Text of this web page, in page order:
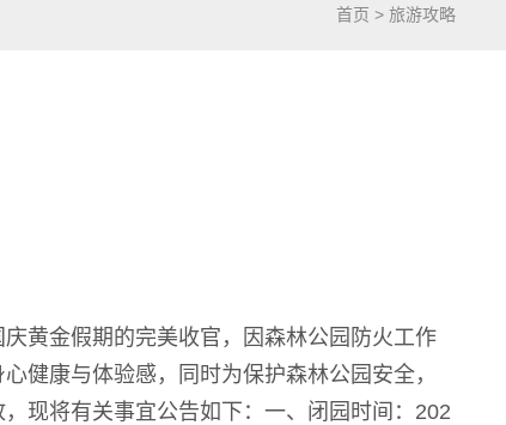
首页 > 旅游攻略
黄金假期的完美收官，因森林公园防火工作
健康与体验感，同时为保护森林公园安全，
现将有关事宜公告如下：一、闭园时间：202